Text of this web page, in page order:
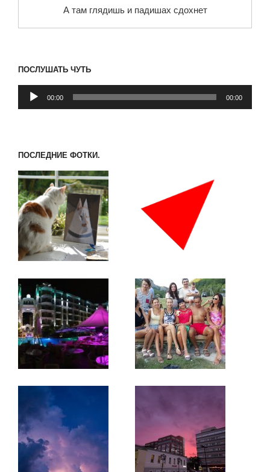
А там глядишь и падишах сдохнет
ПОСЛУШАТЬ ЧУТЬ
Аудиоплеер
00:00 00:00
ПОСЛЕДНИЕ ФОТКИ.